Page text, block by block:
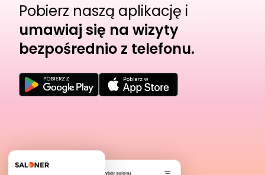
Pobierz naszą aplikację i
umawiaj się na wizyty
bezpośrednio z telefonu.